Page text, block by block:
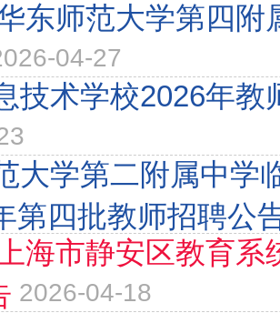
东师范大学第四附
04-27
技术学校2026年教
大学第二附属中学
第四批教师招聘公
海市静安区教育系
2026-04-18